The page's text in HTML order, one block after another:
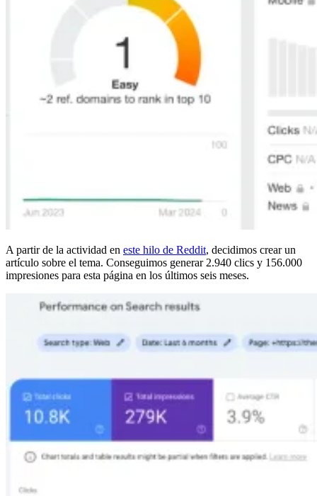
A partir de la actividad en este hilo de Reddit, decidimos crear un
artículo sobre el tema. Conseguimos generar 2.940 clics y 156.000
impresiones para esta página en los últimos seis meses.